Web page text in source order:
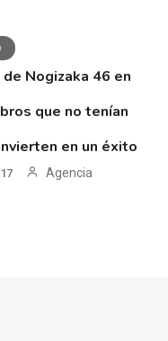
Nogizaka 46 en
que no tenían
en un éxito
Agencia